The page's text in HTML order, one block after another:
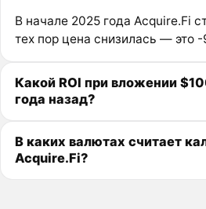
В начале 2025 года Acquire.Fi
тех пор цена снизилась — это
Какой ROI при вложении
года назад?
В каких валютах считает
Acquire.Fi?